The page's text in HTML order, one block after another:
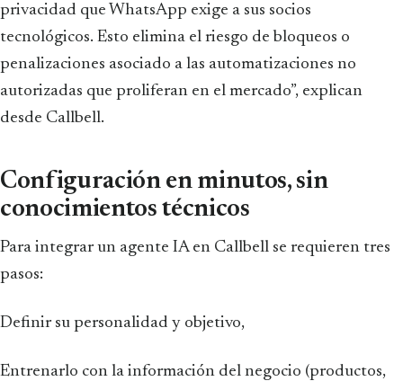
privacidad que WhatsApp exige a sus socios
tecnológicos. Esto elimina el riesgo de bloqueos o
penalizaciones asociado a las automatizaciones no
autorizadas que proliferan en el mercado”, explican
desde Callbell.
Configuración en minutos, sin
conocimientos técnicos
Para integrar un agente IA en Callbell se requieren tres
pasos:
Definir su personalidad y objetivo,
Entrenarlo con la información del negocio (productos,